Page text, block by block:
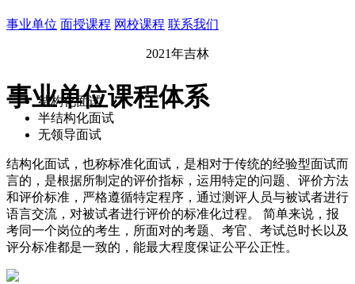
事业单位 面授课程 网校课程 联系我们
2021年吉林
事业单位课程体系
结构化面试
半结构化面试
无领导面试
结构化面试，也称标准化面试，是相对于传统的经验型面试而
言的，是根据所制定的评价指标，运用特定的问题、评价方法
和评价标准，严格遵循特定程序，通过测评人员与被试者进行
语言交流，对被试者进行评价的标准化过程。 简单来说，报
考同一个岗位的考生，所面对的考题、考官、考试总时长以及
评分标准都是一致的，能最大程度保证公平公正性。